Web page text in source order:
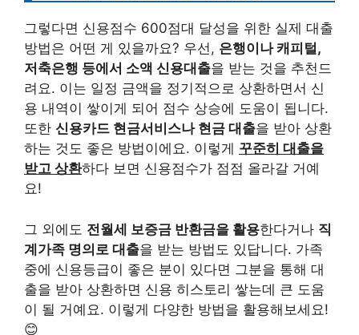
그렇다면 신용점수 600점대 달성을 위한 실제 대출
방법은 어떤 게 있을까요? 우선, 은행이나 캐피털,
저축은행 등에서 소액 신용대출을 받는 것을 추천드
려요. 이는 일정 금액을 정기적으로 상환하면서 신
용 내역이 쌓이게 되어 점수 상승에 도움이 됩니다.
또한 신용카드 현금서비스나 현금 대출을 받아 상환
하는 것도 좋은 방법이에요. 이렇게 꾸준히 대출을
받고 상환하다 보면 신용점수가 점점 올라갈 거예
요!
그 외에도 전월세 보증금 반환금을 활용한다거나 직
계가족 명의로 대출을 받는 방법도 있답니다. 가족
중에 신용등급이 좋은 분이 있다면 그분을 통해 대
출을 받아 상환하면 신용 히스토리 쌓는데 큰 도움
이 될 거예요. 이렇게 다양한 방법을 활용해보세요!
😊